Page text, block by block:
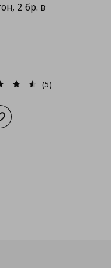
2 бр. в
(5)
кошницатакъм списъка с